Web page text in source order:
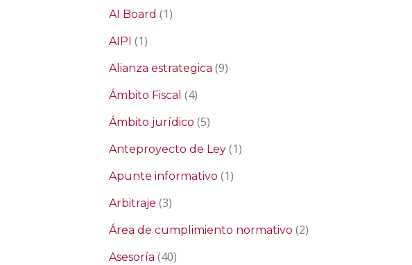
AI Board (1)
AIPI (1)
Alianza estrategica (9)
Ámbito Fiscal (4)
Ámbito jurídico (5)
Anteproyecto de Ley (1)
Apunte informativo (1)
Arbitraje (3)
Área de cumplimiento normativo (2)
Asesoría (40)